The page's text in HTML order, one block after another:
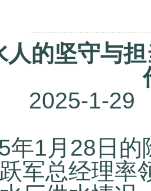
人的坚守与
2025-1-
月28日的
军总经理率